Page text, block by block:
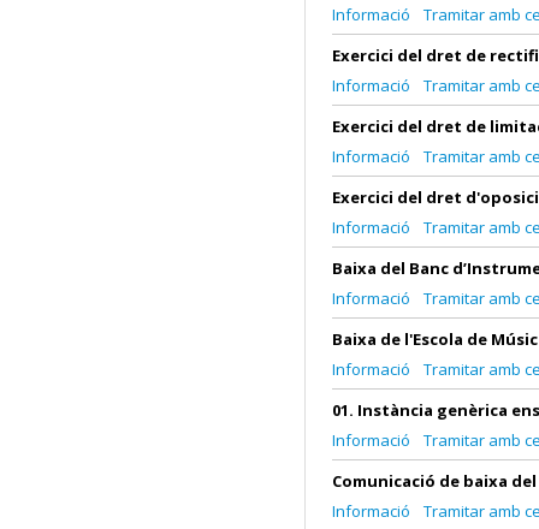
Informació
Tramitar amb
Exercici del dret de
Informació
Tramitar amb
Exercici del dret de
Informació
Tramitar amb
Exercici del dret
Informació
Tramitar amb
Baixa del Banc
Informació
Tramitar amb
Baixa de l'Escola de
Informació
Tramitar amb
01. Instància genèrica
Informació
Tramitar amb
Comunicació de baixa
Informació
Tramitar amb